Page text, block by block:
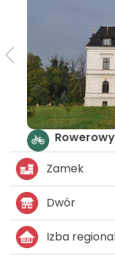
Zamek
Dwór
Izba